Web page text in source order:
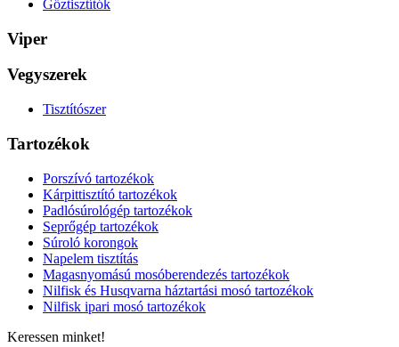
Gőztisztítók
Viper
Vegyszerek
Tisztítószer
Tartozékok
Porszívó tartozékok
Kárpittisztító tartozékok
Padlósúrológép tartozékok
Seprőgép tartozékok
Súroló korongok
Napelem tisztítás
Magasnyomású mosóberendezés tartozékok
Nilfisk és Husqvarna háztartási mosó tartozékok
Nilfisk ipari mosó tartozékok
Keressen minket!